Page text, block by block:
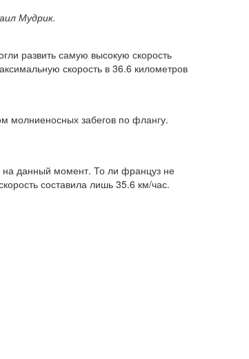
Мудрик.
развить самую высокую скорость
скорость в 36.6 километров
молниеносных забегов по флангу.
данный момент. То ли француз не
составила лишь 35.6 км/час.